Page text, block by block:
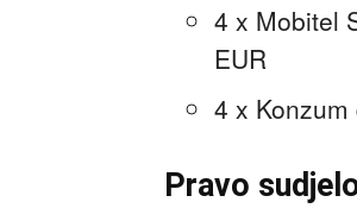
4 x Mobitel
EUR
4 x
Pravo